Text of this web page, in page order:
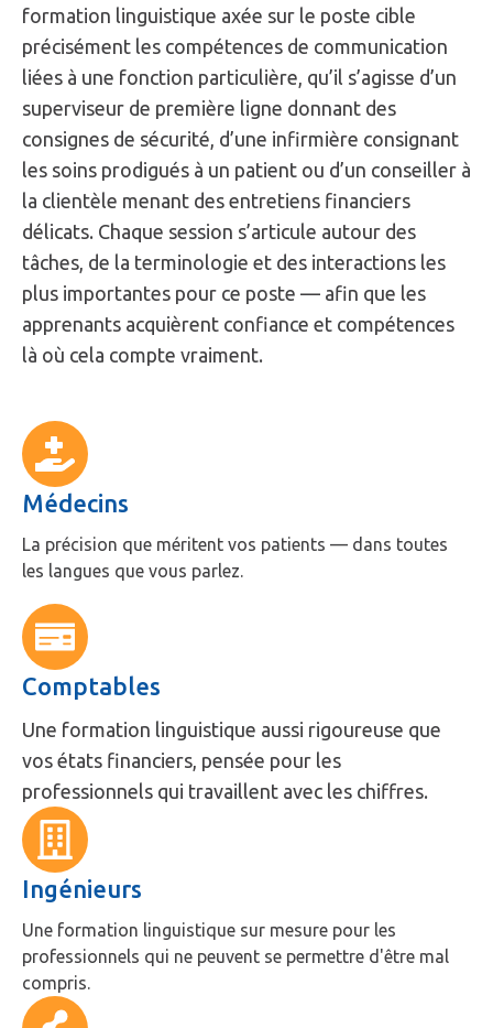
formation linguistique axée sur le poste cible
précisément les compétences de communication
liées à une fonction particulière, qu’il s’agisse d’un
superviseur de première ligne donnant des
consignes de sécurité, d’une infirmière consignant
les soins prodigués à un patient ou d’un conseiller à
la clientèle menant des entretiens financiers
délicats. Chaque session s’articule autour des
tâches, de la terminologie et des interactions les
plus importantes pour ce poste — afin que les
apprenants acquièrent confiance et compétences
là où cela compte vraiment.
Médecins
La précision que méritent vos patients — dans toutes
les langues que vous parlez.
Comptables
Une formation linguistique aussi rigoureuse que
vos états financiers, pensée pour les
professionnels qui travaillent avec les chiffres.
Ingénieurs
Une formation linguistique sur mesure pour les
professionnels qui ne peuvent se permettre d'être mal
compris.